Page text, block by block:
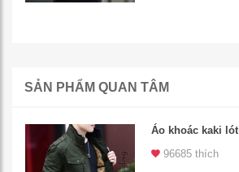
SẢN PHẨM QUAN TÂM
Áo khoác kaki
96685 thích